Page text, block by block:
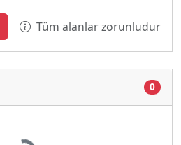
Tüm alanlar zorunludur
0